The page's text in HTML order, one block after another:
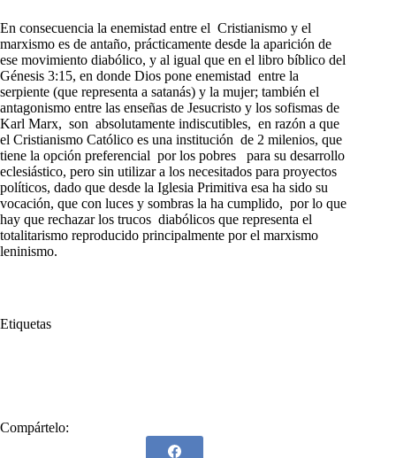
En consecuencia la enemistad entre el Cristianismo y el
marxismo es de antaño, prácticamente desde la aparición de
ese movimiento diabólico, y al igual que en el libro bíblico del
Génesis 3:15, en donde Dios pone enemistad entre la
serpiente (que representa a satanás) y la mujer; también el
antagonismo entre las enseñas de Jesucristo y los sofismas de
Karl Marx, son absolutamente indiscutibles, en razón a que
el Cristianismo Católico es una institución de 2 milenios, que
tiene la opción preferencial por los pobres para su desarrollo
eclesiástico, pero sin utilizar a los necesitados para proyectos
políticos, dado que desde la Iglesia Primitiva esa ha sido su
vocación, que con luces y sombras la ha cumplido, por lo que
hay que rechazar los trucos diabólicos que representa el
totalitarismo reproducido principalmente por el marxismo
leninismo.
Etiquetas
Compártelo: